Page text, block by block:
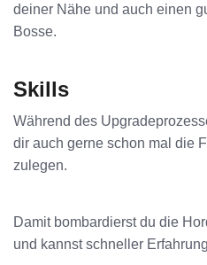
deiner Nähe und auch einen
Bosse.
Skills
Während des
dir auch gerne schon mal die
zulegen.
Damit bombardierst du die
und kannst schneller